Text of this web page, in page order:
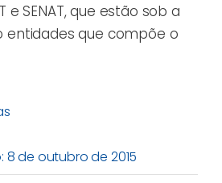
e SENAT, que estão sob a
entidades que compõe o
de outubro de 2015